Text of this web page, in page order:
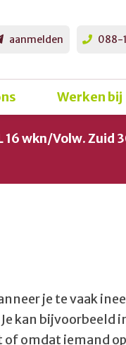
088-
aanmelden
Werken bij
16 wkn/Volw.
je te vaak
kan bijvoorbeeld
omdat iemand